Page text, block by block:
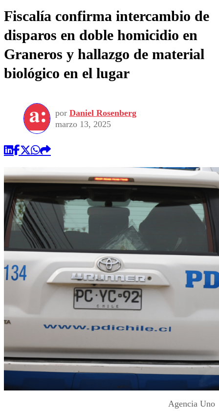
Fiscalía confirma intercambio de
disparos en doble homicidio en
Graneros y hallazgo de material
biológico en el lugar
por Daniel Rosenberg
marzo 13, 2025
Agencia Uno